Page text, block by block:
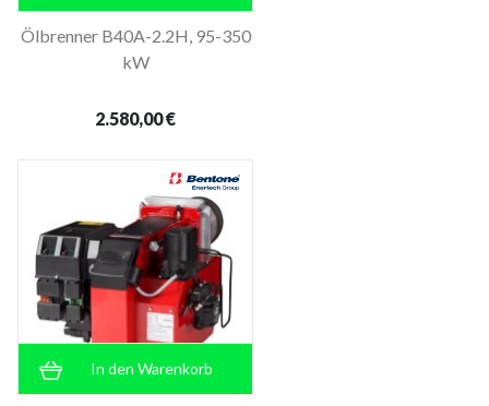
Ölbrenner B40A-2.2H, 95-350
kW
2.580,00 €
In den Warenkorb